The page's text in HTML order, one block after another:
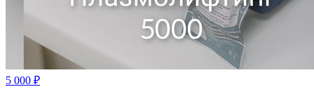
5 000 ₽